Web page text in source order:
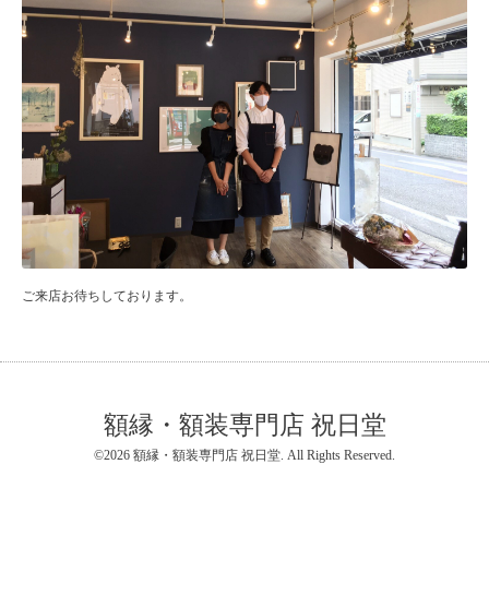
ご来店お待ちしております。
額縁・額装専門店 祝日堂
©2026 額縁・額装専門店 祝日堂 . All Rights Reserved.